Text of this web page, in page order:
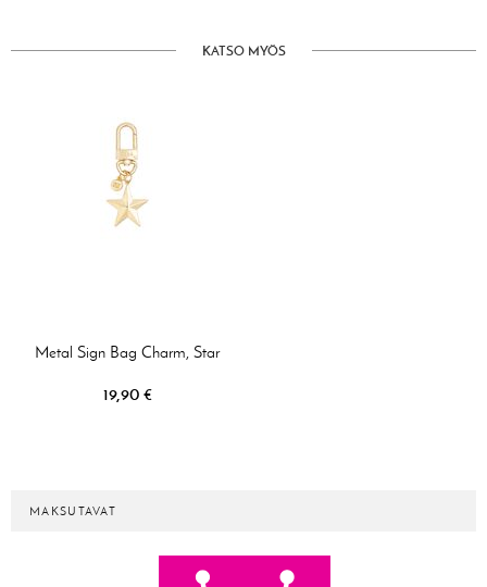
KATSO MYÖS
Metal Sign Bag Charm, Star
19,90 €
MAKSUTAVAT